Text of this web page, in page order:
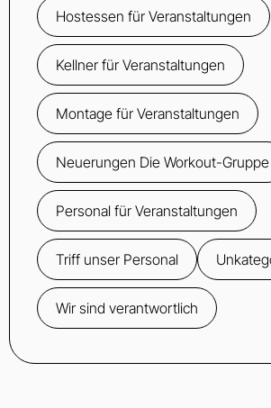
Hostessen für Veranstaltungen
Kellner für Veranstaltungen
Montage für Veranstaltungen
Neuerungen Die Workout-Gruppe
Personal für Veranstaltungen
Triff unser Personal
Wir sind verantwortlich